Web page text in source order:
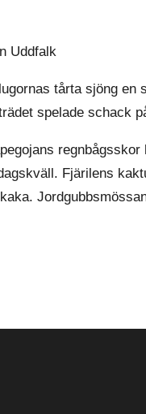
Uddfalk
tårta sjöng en
spelade schack
regnbågsskor
Fjärilens